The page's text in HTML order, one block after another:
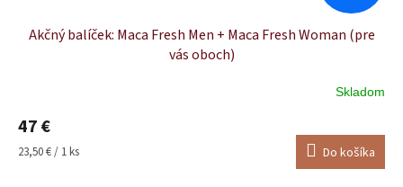
Akčný balíček: Maca Fresh Men + Maca Fresh Woman (pre
vás oboch)
produktu
je
5,0
Skladom
47 €
Jednotková
23,50 € / 1 ks Do košíka